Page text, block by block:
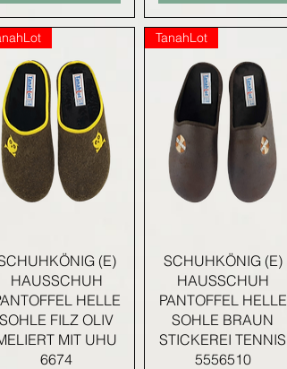
Schnellansicht(E)
HAUSSCHUH
HELLE
SOHLE FILZ OLIV
MIT UHU
6674
Schnellansicht
TanahLot
SCHUHKÖNIG (E)
HAUSSCHUH
PANTOFFEL HELLE
SOHLE BRAUN
STICKEREI TENNIS
5556510